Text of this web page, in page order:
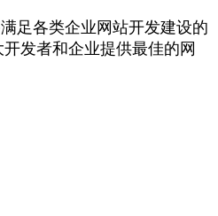
足各类企业网站开发建设的
发者和企业提供最佳的网